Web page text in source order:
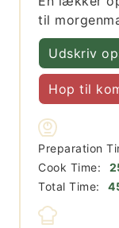
til
Udskriv
Hop til
Preparation
Cook Time:
Total Time: